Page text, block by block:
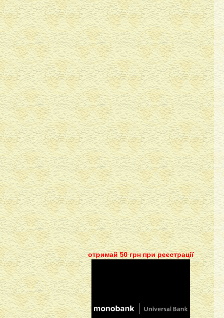
отримай 50 грн при реєстрації